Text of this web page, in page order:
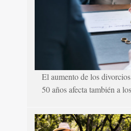
El aumento de los
50 años afecta también a